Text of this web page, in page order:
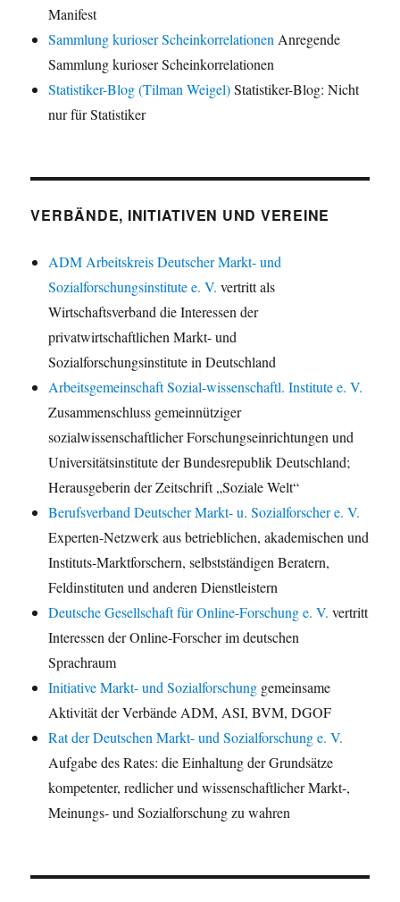
Manifest
Sammlung kurioser ScheinkorrelationenAnregende
Sammlung kurioser Scheinkorrelationen
Statistiker-Blog (Tilman Weigel)Statistiker-Blog: Nicht
nur für Statistiker
VERBÄNDE, INITIATIVEN UND VEREINE
ADM Arbeitskreis Deutscher Markt- und
Sozialforschungsinstitute e. V. vertritt als
Wirtschaftsverband die Interessen der
privatwirtschaftlichen Markt- und
Sozialforschungsinstitute in Deutschland
Arbeitsgemeinschaft Sozial-wissenschaftl. Institute e. V.
Zusammenschluss gemeinnütziger
sozialwissenschaftlicher Forschungseinrichtungen und
Universitätsinstitute der Bundesrepublik Deutschland;
Herausgeberin der Zeitschrift „Soziale Welt“
Berufsverband Deutscher Markt- u. Sozialforscher e. V.
Experten-Netzwerk aus betrieblichen, akademischen und
Instituts-Marktforschern, selbstständigen Beratern,
Feldinstituten und anderen Dienstleistern
Deutsche Gesellschaft für Online-Forschung e. V. vertritt
Interessen der Online-Forscher im deutschen
Sprachraum
Initiative Markt- und Sozialforschung gemeinsame
Aktivität der Verbände ADM, ASI, BVM, DGOF
Rat der Deutschen Markt- und Sozialforschung e. V.
Aufgabe des Rates: die Einhaltung der Grundsätze
kompetenter, redlicher und wissenschaftlicher Markt-,
Meinungs- und Sozialforschung zu wahren